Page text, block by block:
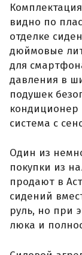
видно по
отделке
дюймовые
для
давления в
подушек
кондиционер
система с
Один из
покупки из
продают в
сидений
руль, но при
люка и